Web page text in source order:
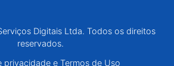
Digitais Ltda. Todos os direitos
reservados.
privacidade e Termos de Uso